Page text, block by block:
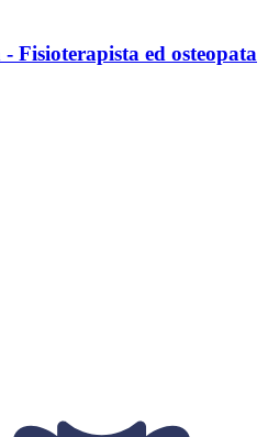
Fisioterapista ed osteopata